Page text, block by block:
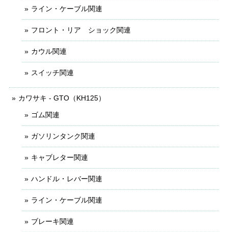
ライン・ケーブル関連
フロント・リア ショック関連
カウル関連
スイッチ関連
カワサキ - GTO（KH125）
ゴム関連
ガソリンタンク関連
キャブレター関連
ハンドル・レバー関連
ライン・ケーブル関連
ブレーキ関連